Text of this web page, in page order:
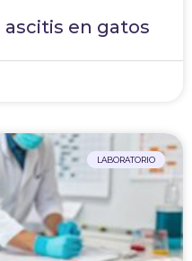
en gatos
LABORATORIO